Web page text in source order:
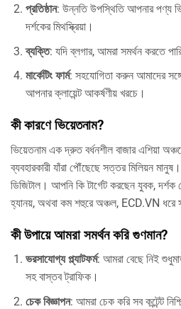
প্রতিষ্ঠান: উন্নতি উপস্থিতি আপনার পণ্য
দর্শকের মিথস্ক্রিয়া।
ব্যক্তি: যদি ব্লগার, আমরা সমর্থন করতে
মার্কেটিং ফার্ম: সহযোগিতা করুন আমাদের
আপনার ক্লায়েন্ট আকর্ষণীয় খরচে।
কী কারণে ভিয়েতনাম?
ভিয়েতনাম এক দ্রুত বর্ধনশীল বাজার এশিয়া
ব্যবহারকারী যাঁরা পৌঁছেছে সত্তর মিলিয়ন মানুষ।
ডিজিটাল। আপনি কি টার্গেট করছেন যুবক,
হ্যানয়, অথবা কম শহুরে অঞ্চল, ECD.VN
কী উপায়ে আমরা সমর্থন করি গুণমান?
ভরসাযোগ্য প্ল্যাটফর্ম: আমরা বেছে নিই
সহ বাস্তব ট্রাফিক।
চেক বিজ্ঞাপন: আমরা চেক করি সব কন্টেন্ট